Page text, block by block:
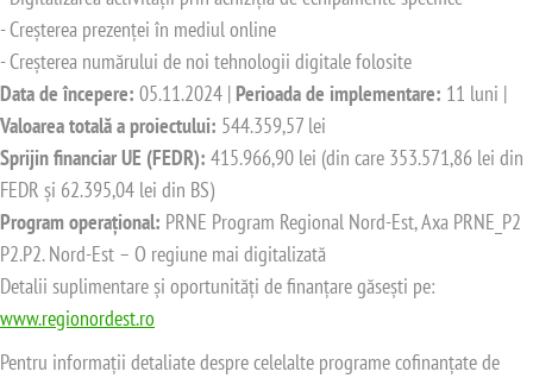
- Creșterea prezenței în mediul online
- Creșterea numărului de noi tehnologii digitale folosite
Data de începere: 05.11.2024 | Perioada de implementare: 11 luni |
Valoarea totală a proiectului: 544.359,57 lei
Sprijin financiar UE (FEDR): 415.966,90 lei (din care 353.571,86 lei din
FEDR și 62.395,04 lei din BS)
Program operațional: PRNE Program Regional Nord-Est, Axa PRNE_P2
P2.P2. Nord-Est – O regiune mai digitalizată
Detalii suplimentare și oportunități de finanțare găsești pe:
www.regionordest.ro
Pentru informații detaliate despre celelalte programe cofinanțate de